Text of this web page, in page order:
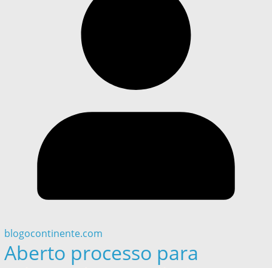
blogocontinente.com
Aberto processo para